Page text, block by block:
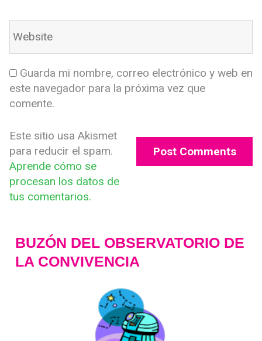
Guarda mi nombre, correo electrónico y web en
este navegador para la próxima vez que
comente.
Este sitio usa Akismet
para reducir el spam.
Aprende cómo se
procesan los datos de
tus comentarios.
BUZÓN DEL OBSERVATORIO DE
LA CONVIVENCIA